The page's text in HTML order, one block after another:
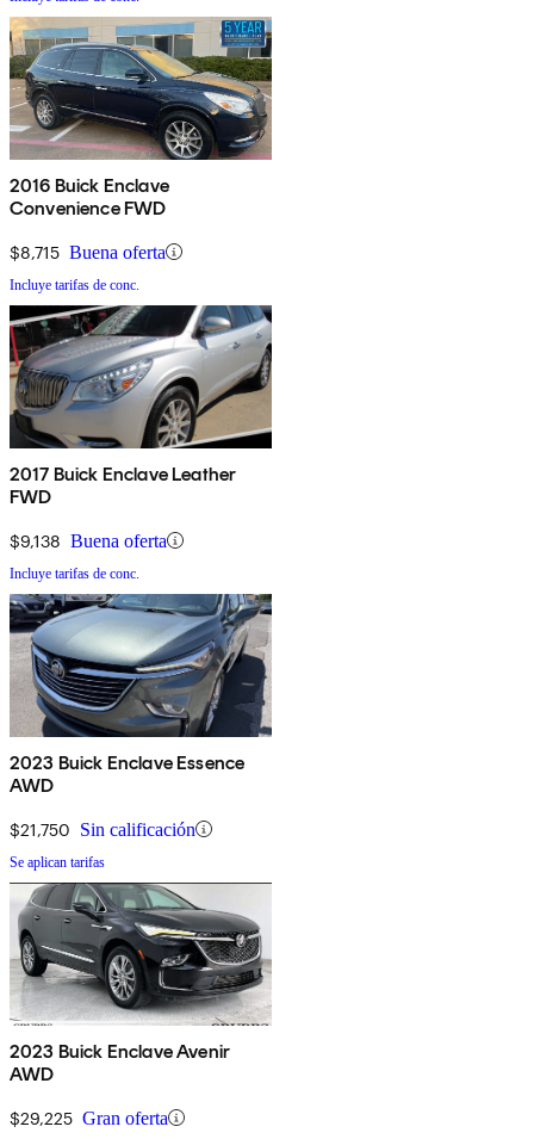
2016 Buick Enclave
Convenience FWD
$8,715 Buena oferta
Incluye tarifas de conc.
2017 Buick Enclave Leather
FWD
$9,138 Buena oferta
Incluye tarifas de conc.
2023 Buick Enclave Essence
AWD
$21,750 Sin calificación
Se aplican tarifas
2023 Buick Enclave Avenir
AWD
$29,225 Gran oferta